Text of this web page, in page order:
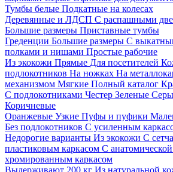
Тумбы белые Подкатные на колесах
Деревянные и ЛДСП С распашными
Большие размеры Приставные тумбы
Греденции Большие размеры С
полками и нишами Простые рабочие
Из экокожи Прямые Для посетителей
подлокотников На ножках На
механизмом Мягкие Полный каталог
С подлокотниками Честер Зеленые
Коричневые
Оранжевые Узкие Пуфы и пуфики
Без подлокотников С усиленным
Недорогие варианты Из экокожи С
пластиковым каркасом С
хромированным каркасом
Выдерживают 200 кг Из натуральной